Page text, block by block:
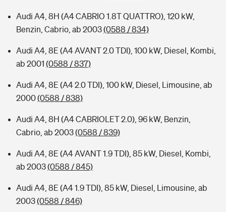
Audi A4, 8H (A4 CABRIO 1.8T QUATTRO), 120 kW,
Benzin, Cabrio, ab 2003(0588 / 834)
Audi A4, 8E (A4 AVANT 2.0 TDI), 100 kW, Diesel, Kombi,
ab 2001 (0588 / 837)
Audi A4, 8E (A4 2.0 TDI), 100 kW, Diesel, Limousine, ab
2000(0588 / 838)
Audi A4, 8H (A4 CABRIOLET 2.0), 96 kW, Benzin,
Cabrio, ab 2003(0588 / 839)
Audi A4, 8E (A4 AVANT 1.9 TDI), 85 kW, Diesel, Kombi,
ab 2003(0588 / 845)
Audi A4, 8E (A4 1.9 TDI), 85 kW, Diesel, Limousine, ab
2003(0588 / 846)